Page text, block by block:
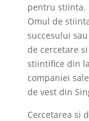
pentru stiinta.
Omul de
succesului
de cercetare
stiintifice din
companiei
de vest din
Cercetarea si